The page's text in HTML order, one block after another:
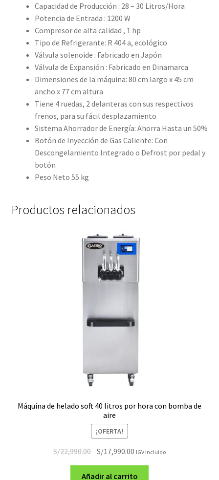
Capacidad de Producción : 28 – 30 Litros/Hora
Potencia de Entrada : 1200 W
Compresor de alta calidad , 1 hp
Tipo de Refrigerante: R 404 a, ecológico
Válvula solenoide : Fabricado en Japón
Válvula de Expansión : Fabricado en Dinamarca
Dimensiones de la máquina: 80 cm largo x 45 cm
ancho x 77 cm altura
Tiene 4 ruedas, 2 delanteras con sus respectivos
frenos, para su fácil desplazamiento
Sistema Ahorrador de Energía: Ahorra Hasta un 50%
Botón de Inyección de Gas Caliente: Con
Descongelamiento Integrado o Defrost por pedal y
botón
Peso Neto 55 kg
Productos relacionados
Máquina de helado soft 40 litros por hora con bomba de
aire
¡OFERTA!
S/22,990.00 El
original
S/17,990.00 El
actual
IGV incluido
Añadir al carrito